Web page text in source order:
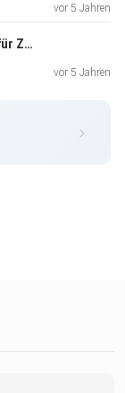
vor 5 Jahren
Das Briefing: Wichtige Grundlage für Zusammenarbeit.
vor 5 Jahren